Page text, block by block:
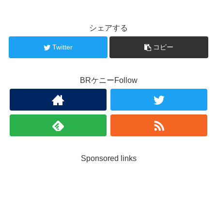
シェアする
Twitter コピー
BRケニーFollow
Sponsored links